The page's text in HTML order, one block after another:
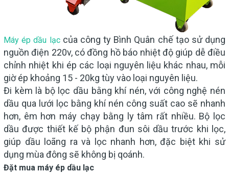
Máy ép dầu lạccủa công ty Bình Quân chế tạo sử dụng
nguồn điện 220v, có đồng hồ báo nhiệt độ giúp dễ điều
chỉnh nhiệt khi ép các loại nguyên liệu khác nhau, mỗi
giờ ép khoảng 15 - 20kg tùy vào loại nguyên liệu.
Đi kèm là bộ lọc dầu bằng khí nén, với công nghệ nén
dầu qua lưới lọc bằng khí nén công suất cao sẽ nhanh
hơn, êm hơn máy chạy bằng ly tâm rất nhiều. Bộ lọc
dầu được thiết kế bộ phận đun sôi dầu trước khi lọc,
giúp dầu loãng ra và lọc nhanh hơn, đặc biệt khi sử
dụng mùa đông sẽ không bị qoánh.
Đặt mua máy ép dầu lạc